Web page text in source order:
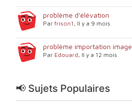
problème d'élévation
Par frison1 , Il y a 9 mois
problème importation image
Par Edouard, Il y a 12 mois
📢 Sujets Populaires